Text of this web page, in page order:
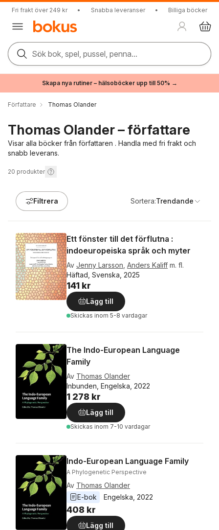
Fri frakt över 249 kr • Snabba leveranser • Billiga böcker
Sök bok, spel, pussel, penna...
Skapa nya rutiner – hälsoböcker upp till 50% →
Författare Thomas Olander
Thomas Olander – författare
Visar alla böcker från författaren . Handla med fri frakt och
snabb leverans.
20 produkter
Filtrera Sortera:Trendande
Ett fönster till det förflutna :
indoeuropeiska språk och myter
Av Jenny Larsson Anders Kaliff m. fl.
Häftad, Svenska, 2025
141 kr
Lägg till
Skickas inom 5-8 vardagar
The Indo-European Language
Family
Av Thomas Olander
Inbunden, Engelska, 2022
1 278 kr
Lägg till
Skickas inom 7-10 vardagar
Indo-European Language Family
A Phylogenetic Perspective
Av Thomas Olander
E-bok
Engelska 2022
408 kr
Lägg till